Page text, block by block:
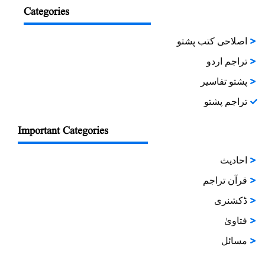
Categories
اصلاحی کتب پشتو
تراجم اردو
پشتو تفاسیر
تراجم پشتو
Important Categories
احادیث
قرآن تراجم
ڈکشنری
فتاویٰ
مسائل